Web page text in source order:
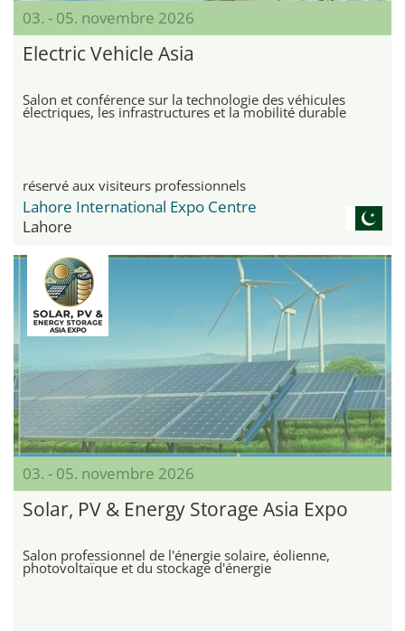
03. - 05. novembre 2026
Electric Vehicle Asia
Salon et conférence sur la technologie des véhicules
électriques, les infrastructures et la mobilité durable
réservé aux visiteurs professionnels
Lahore International Expo Centre
Lahore
03. - 05. novembre 2026
Solar, PV & Energy Storage Asia Expo
Salon professionnel de l'énergie solaire, éolienne,
photovoltaïque et du stockage d'énergie